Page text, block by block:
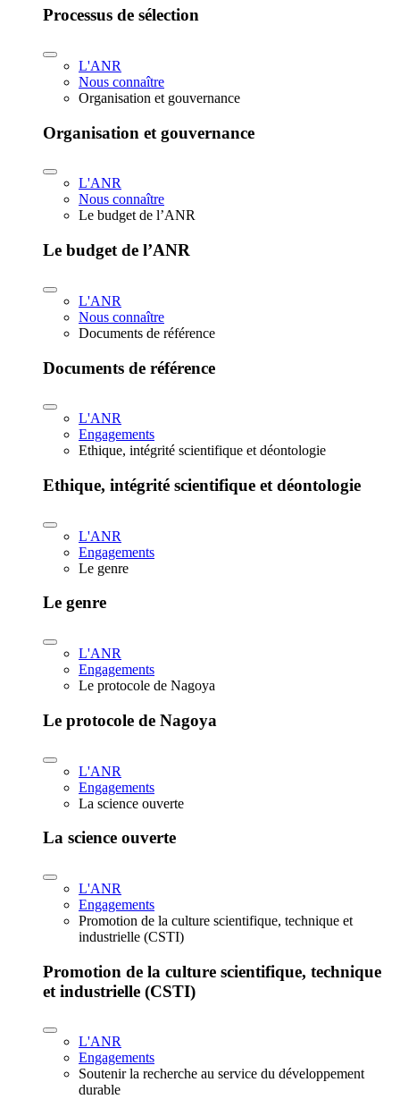
Processus de sélection
L'ANR
Nous connaître
Organisation et gouvernance
Organisation et gouvernance
L'ANR
Nous connaître
Le budget de l’ANR
Le budget de l’ANR
L'ANR
Nous connaître
Documents de référence
Documents de référence
L'ANR
Engagements
Ethique, intégrité scientifique et déontologie
Ethique, intégrité scientifique et déontologie
L'ANR
Engagements
Le genre
Le genre
L'ANR
Engagements
Le protocole de Nagoya
Le protocole de Nagoya
L'ANR
Engagements
La science ouverte
La science ouverte
L'ANR
Engagements
Promotion de la culture scientifique, technique et
industrielle (CSTI)
Promotion de la culture scientifique, technique
et industrielle (CSTI)
L'ANR
Engagements
Soutenir la recherche au service du développement
durable